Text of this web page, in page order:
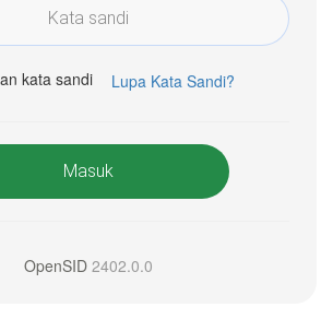
kata sandi Lupa Kata Sandi?
Masuk
OpenSID 2402.0.0